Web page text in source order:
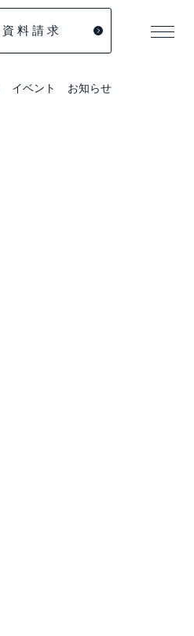
資 料 請 求
イベント お知らせ